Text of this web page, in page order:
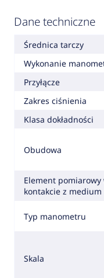
Dane techniczne
Średnica tarczy
Wykonanie
Przyłącze
Zakres ciśnienia
Klasa dokładności
Obudowa
Element pomiarowy
kontakcie z medium
Typ manometru
Skala